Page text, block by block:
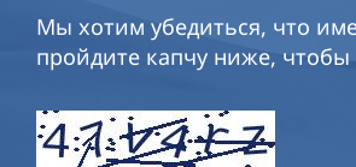
Мы хотим убедиться, что
пройдите капчу ниже, чтобы